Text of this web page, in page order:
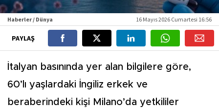
Haberler / Dünya 16 Mayıs 2026 Cumartesi 16:56
PAYLAŞ
İtalyan basınında yer alan bilgilere göre,
60’lı yaşlardaki İngiliz erkek ve
beraberindeki kişi Milano’da yetkililer